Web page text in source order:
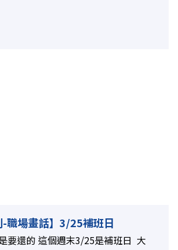
-職場畫話】3/25補班日
要還的 這個週末3/25是補班日 大